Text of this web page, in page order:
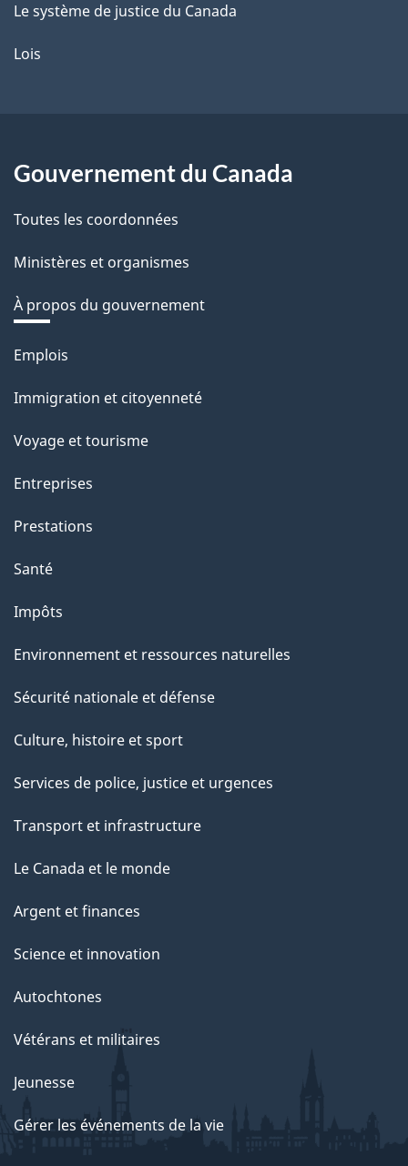
Le système de justice du Canada
Lois
Gouvernement du Canada
Toutes les coordonnées
Ministères et organismes
À propos du gouvernement
Thèmes
sujets
Emplois
Immigration et citoyenneté
Voyage et tourisme
Entreprises
Prestations
Santé
Impôts
Environnement et ressources naturelles
Sécurité nationale et défense
Culture, histoire et sport
Services de police, justice et urgences
Transport et infrastructure
Le Canada et le monde
Argent et finances
Science et innovation
Autochtones
Vétérans et militaires
Jeunesse
Gérer les événements de la vie